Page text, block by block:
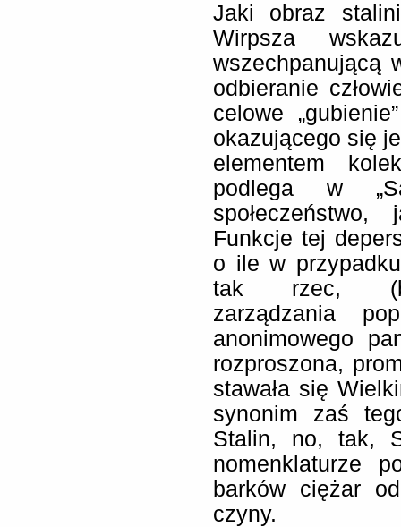
Jaki obraz
Wirpsza
wszechpanującą
odbieranie
celowe
okazującego się
elementem
podlega w
Funkcje tej
o ile w
tak rzec,
zarządzania
anonimowego
rozproszona,
stawała się
synonim zaś
Stalin, no, tak,
nomenklaturze
barków ciężar
czyny.